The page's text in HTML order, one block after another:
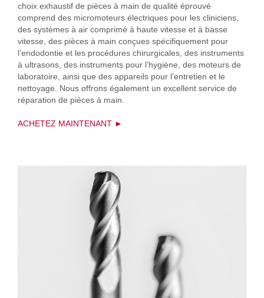
choix exhaustif de pièces à main de qualité éprouvé
comprend des micromoteurs électriques pour les cliniciens,
des systèmes à air comprimé à haute vitesse et à basse
vitesse, des pièces à main conçues spécifiquement pour
l’endodontie et les procédures chirurgicales, des instruments
à ultrasons, des instruments pour l’hygiène, des moteurs de
laboratoire, ainsi que des appareils pour l’entretien et le
nettoyage. Nous offrons également un excellent service de
réparation de pièces à main.
ACHETEZ MAINTENANT ►